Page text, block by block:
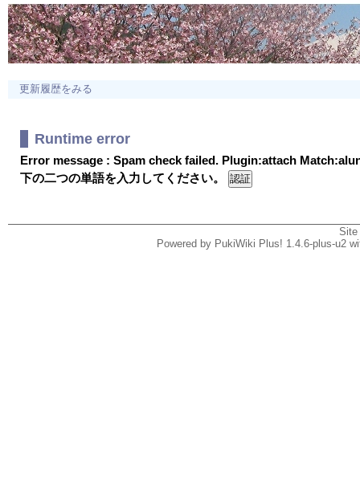
更新履歴をみる
Runtime error
Error message : Spam check failed. Plugin:attach
下の二つの単語を入力してください。
Powered by PukiWiki Plus! 1.4.6-plus-u2